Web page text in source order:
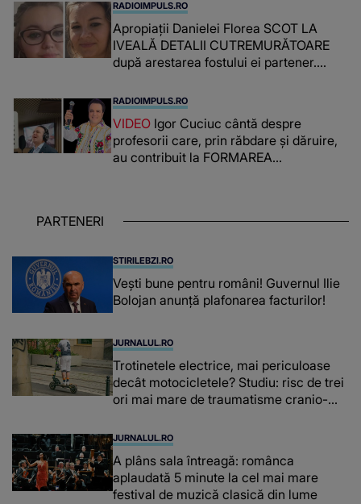
RADIOIMPULS.RO
Apropiații Danielei Florea SCOT LA
IVEALĂ DETALII CUTREMURĂTOARE
după arestarea fostului ei partener.
românca ucisă în Italia și ascunsă în
lada unui pat: " Îmi pare rău că nu am
reușit să fac mai mult pentru ea și..."
RADIOIMPULS.RO
VIDEO Igor Cuciuc cântă despre
profesorii care, prin răbdare și dăruire,
au contribuit la FORMAREA
chiar și după trecerea anilor: "De
PARTENERI
STIRILEBZI.RO
Vești bune pentru români! Guvernul Ilie
Bolojan anunță plafonarea facturilor!
JURNALUL.RO
Trotinetele electrice, mai periculoase
decât motocicletele? Studiu: risc de trei
ori mai mare de traumatisme cranio-
JURNALUL.RO
A plâns sala întreagă: românca
aplaudată 5 minute la cel mai mare
festival de muzică clasică din lume